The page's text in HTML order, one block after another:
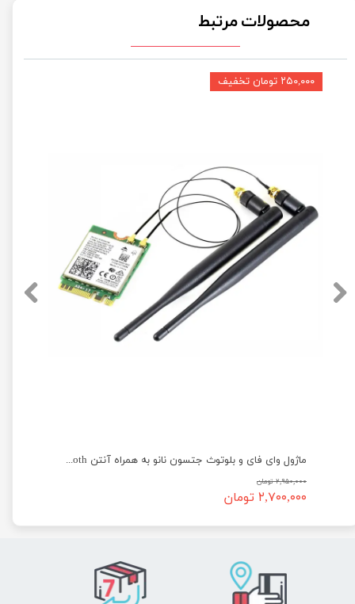
محصولات مرتبط
ماژول وای فای و بلوتوث جتسون نانو به همراه آنتن Wireless AC8265 WiFi and Bluetooth
۲,۹۵۰,۰۰۰ تومان
۲,۷۰۰,۰۰۰ تومان
۲۵۰,۰۰۰ تومان تخفیف